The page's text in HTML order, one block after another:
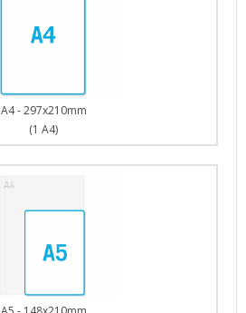
A4 - 297x210mm
(1 A4)